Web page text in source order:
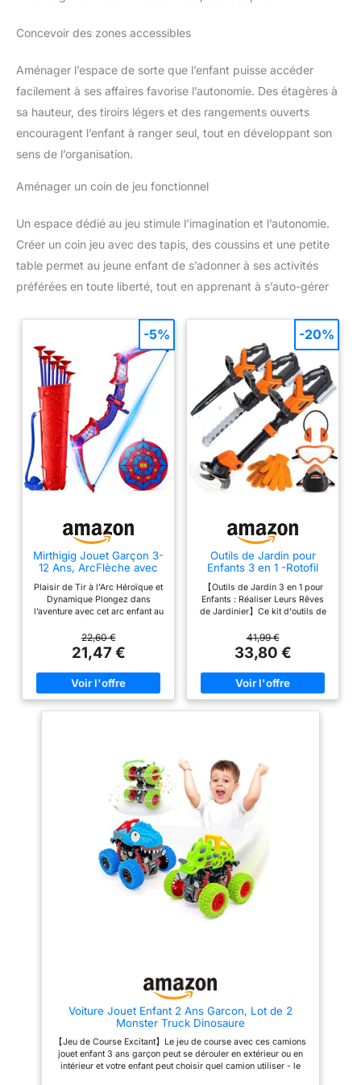
Concevoir des zones accessibles
Aménager l’espace de sorte que l’enfant puisse accéder
facilement à ses affaires favorise l’autonomie. Des étagères à
sa hauteur, des tiroirs légers et des rangements ouverts
encouragent l’enfant à ranger seul, tout en développant son
sens de l’organisation.
Aménager un coin de jeu fonctionnel
Un espace dédié au jeu stimule l’imagination et l’autonomie.
Créer un coin jeu avec des tapis, des coussins et une petite
table permet au jeune enfant de s’adonner à ses activités
préférées en toute liberté, tout en apprenant à s’auto-gérer
Mirthigig Jouet Garçon 3-
12 Ans, ArcFlèche avec
Bleues, Carquois & Cible
Toile Jeux d’Extérieur
Enfant 3-12 Ans Cadeau
9 10 Ans Jouets pour
Enfants
Plaisir de Tir à l’Arc Héroïque et
Dynamique Plongez dans
l’aventure avec cet arc enfant au
Les lumières LED rouges &
bleues, les textures toile et la
cible double face transforment
chaque séance en mission
palpitante. Idéal pour les jouets
pour enfants et parfait comme
jouet garcon 3 4 5 6 7 8 9 10
jeux extérieur enfant. Flèches
Lumineuses pour Plus d’Action
Grâce aux LED rouges et bleues
intégrées, chaque tir illumine le
jeu ! Les effets lumineux
traversent les parties
transparentes de l’arc et les
détails en toile, rendant le tir à
l’arc enfant encore plus excitant
de jour comme de nuit. Un choix
idéal pour les enfants qui
adorent les jeux enfant 3 4 5 6 7
concentration. Un excellent ajout
pour les parents cherchant un
jouet enfant 3 4 5 6 7 8 9 10 ans
garçon qui combine créativité et
activité physique. Un Cadeau
Idéal pour Petits Aventuriers
Anniversaire, fête ou juste pour
le plaisir : ce coffret complet
22,60 €
21,47 €
-5%
Outils de Jardin pour
Enfants 3 en 1 -Rotofil
Enfant,Tronconneuse,So
uffleur
【Outils de Jardin 3 en 1 pour
Enfants : Réaliser Leurs Rêves
de Jardinier】Ce kit d'outils de
outils essentiels en un seul : une
débroussailleuse enfant jouet,
un souffleur feuille et une
tronconneuse enfant. Il n'est pas
nécessaire d'acheter des outils
séparément ! Il répond
parfaitement à la curiosité des
le travail de jardin de leurs
parents ou en créant leurs
propres histoires de jardinage,
ce kit rend chaque séance de
jeu pleine de plaisir.
Imaginaires Réaliste】Nos
jouets-outils sont conçus pour
reproduire les équipements de
jardinage réels. Le souffleur
enfant fonctionne réellement en
soufflant ; la débroussailleuse
enfant s'allume et possède des
sentiment de participation et la
rôle. 【Outils de Jardin Sûrs
pour Enfants : Jeu Sans
pour tout-petits est livré avec un
ensemble complet
d'accessoires de protection :
41,99 €
33,80 €
-20%
Voiture Jouet Enfant 2 Ans Garcon, Lot de 2
Monster Truck Dinosaure
【Jeu de Course Excitant】Le jeu de course avec ces camions
jouet enfant 3 ans garçon peut se dérouler en extérieur ou en
intérieur et votre enfant peut choisir quel camion utiliser - le